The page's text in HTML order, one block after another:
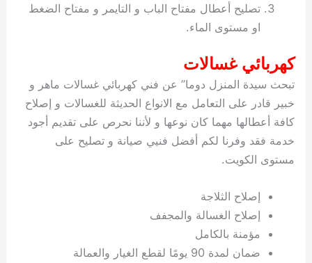
تصليح أعطال مفتاح الباب و التايمر و مفتاح الضغط
او مستوى الماء.
كهربائي غسالات
تبحث سيدة المنزل دوما” عن فني كهربائي غسالات ماهر و
خبير قادر على التعامل مع الانواع الحديثة للغسالات و إصلاح
كافة أعطالها مهما كان نوعها و لأننا نحرص على تقديم أجود
خدمة فقد وفرنا لكم أفضل فنيي صيانة و تصليح على
مستوى الكويت.
إصلاح الثلاجة
إصلاح الغسالة والمجفف
مؤمنة بالكامل
ضمان لمدة 90 يومًا لقطع الغيار والعمالة